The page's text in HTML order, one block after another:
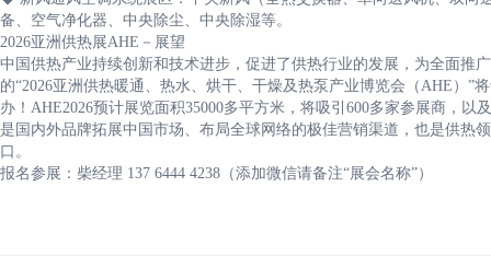
备、空气净化器、中央除尘、中央除湿等。
2026亚洲供热展AHE－展望
中国供热产业持续创新和技术进步，促进了供热行业的发展，为全面推
的“2026亚洲供热暖通、热水、烘干、干燥及热泵产业博览会（AHE）”
办！AHE2026预计展览面积35000多平方米，将吸引600多家参展商，
是国内外品牌拓展中国市场、布局全球网络的极佳营销渠道，也是供热
口。
报名参展：柴经理 137 6444 4238（添加微信请备注“展会名称”）